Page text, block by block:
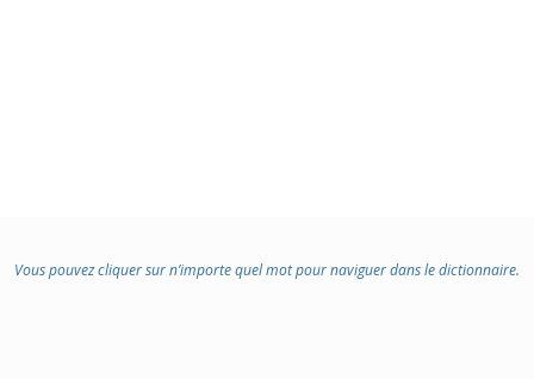
Vous pouvez cliquer sur n’importe quel mot pour naviguer dans le dictionnaire.